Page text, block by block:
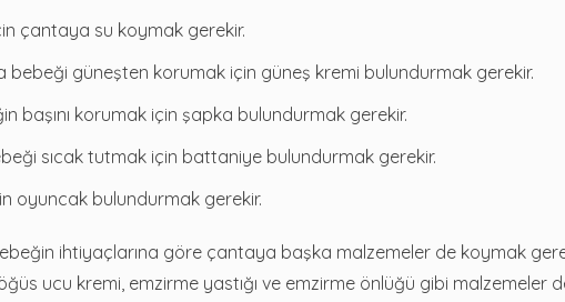
çantaya su koymak gerekir.
bebeği güneşten korumak için güneş kremi bulundurmak gerekir.
başını korumak için şapka bulundurmak gerekir.
sıcak tutmak için battaniye bulundurmak gerekir.
oyuncak bulundurmak gerekir.
ihtiyaçlarına göre çantaya başka malzemeler de koymak
ucu kremi, emzirme yastığı ve emzirme önlüğü gibi malzemeler